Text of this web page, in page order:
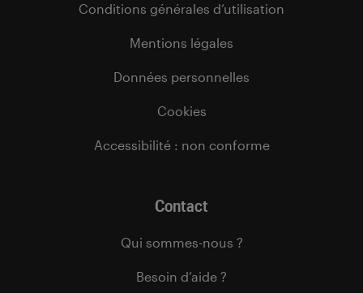
Conditions générales d’utilisation
Mentions légales
Données personnelles
Cookies
Accessibilité : non conforme
Contact
Qui sommes-nous ?
Besoin d’aide ?